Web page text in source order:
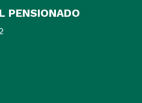
PENSIONADO